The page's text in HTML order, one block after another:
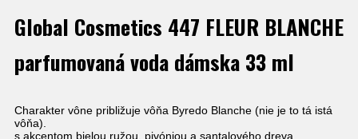
Global Cosmetics 447 FLEUR BLANCHE
parfumovaná voda dámska 33 ml
Charakter vône približuje vôňa Byredo Blanche (nie je to tá istá
vôňa).
s akcentom bielou ružou, pivóniou a santalového dreva